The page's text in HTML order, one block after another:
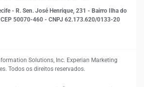
- R. Sen. José Henrique, 231 - Bairro Ilha do
CEP 50070-460 - CNPJ 62.173.620/0133-20
Solutions, Inc. Experian Marketing
Todos os direitos reservados.